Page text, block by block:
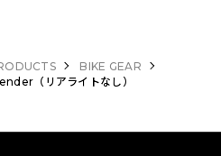
BIKE GEAR
（リアライトなし）